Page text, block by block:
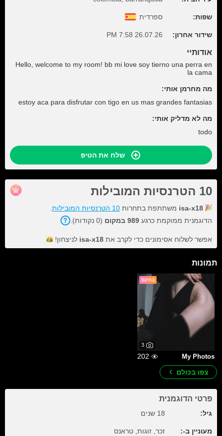
שפות: ספרדית
שידור אחרון: 26.07.26 7:58 PM
אודותיי
Hello, welcome to my room! bb mi love soy tierno una perra en
la cama
מה מחרמן אותי:
estoy aca para disfrutar con tigo en us mas grandes fantasias
מה לא מדליק אותי:
todo
שלח את הטיפ
10 הטרנסיות המובילות
isa-x18 משתתפת בתחרות 10 הטרנסיות המובילות
הדוגמנית ממוקמת כרגע 989 במקום (0 נקודות).
אפשר לשלוח אסימונים כדי לקרב את isa-x18 לניצחון!
תמונות
בחינם
3
My Photos
202
צפו בכולם
פרטי הדוגמנית
גיל: 18 שנים
מעוניין ב-: זכר, זוגות, טראנס